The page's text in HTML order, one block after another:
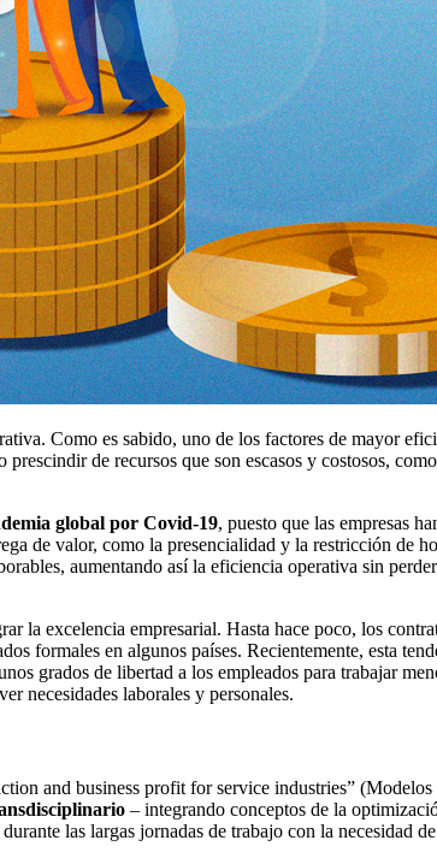
Como es sabido, uno de los factores de mayor
de recursos que son escasos y costosos,
global por Covid-19, puesto que las empresas
de valor, como la presencialidad y la restricción de
aumentando así la eficiencia operativa sin
la excelencia empresarial. Hasta hace poco, los
formales en algunos países. Recientemente, esta
grados de libertad a los empleados para trabajar
necesidades laborales y personales.
and business profit for service industries”
– integrando conceptos de la
las largas jornadas de trabajo con la necesidad